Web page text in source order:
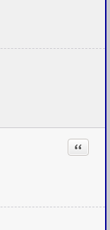
Citation